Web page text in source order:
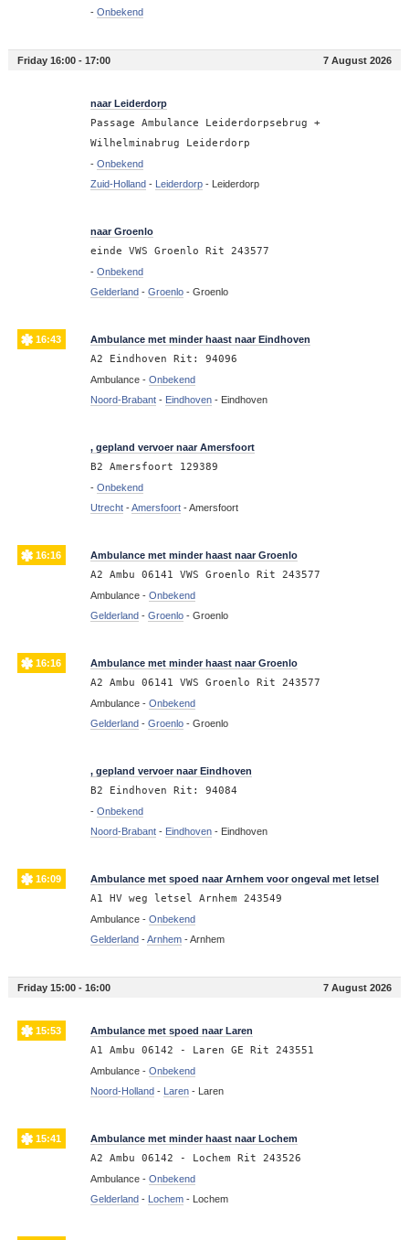
- Onbekend
Friday 16:00 - 17:00 7 August 2026
naar Leiderdorp
Passage Ambulance Leiderdorpsebrug +
Wilhelminabrug Leiderdorp
- Onbekend
Zuid-Holland- Leiderdorp- Leiderdorp
naar Groenlo
einde VWS Groenlo Rit 243577
- Onbekend
Gelderland- Groenlo- Groenlo
16:43 Ambulance met minder haast naar Eindhoven
A2 Eindhoven Rit: 94096
Ambulance - Onbekend
Noord-Brabant- Eindhoven- Eindhoven
, gepland vervoer naar Amersfoort
B2 Amersfoort 129389
- Onbekend
Utrecht-Amersfoort-Amersfoort
16:16 Ambulance met minder haast naar Groenlo
A2 Ambu 06141 VWS Groenlo Rit 243577
Ambulance - Onbekend
Gelderland- Groenlo- Groenlo
16:16 Ambulance met minder haast naar Groenlo
A2 Ambu 06141 VWS Groenlo Rit 243577
Ambulance - Onbekend
Gelderland- Groenlo- Groenlo
, gepland vervoer naar Eindhoven
B2 Eindhoven Rit: 94084
- Onbekend
Noord-Brabant- Eindhoven- Eindhoven
16:09 Ambulance met spoed naar Arnhem voor ongeval met letsel
A1 HV weg letsel Arnhem 243549
Ambulance - Onbekend
Gelderland-Arnhem-Arnhem
Friday 15:00 - 16:00 7 August 2026
15:53 Ambulance met spoed naar Laren
A1 Ambu 06142 - Laren GE Rit 243551
Ambulance - Onbekend
Noord-Holland- Laren- Laren
15:41 Ambulance met minder haast naar Lochem
A2 Ambu 06142 - Lochem Rit 243526
Ambulance - Onbekend
Gelderland- Lochem- Lochem